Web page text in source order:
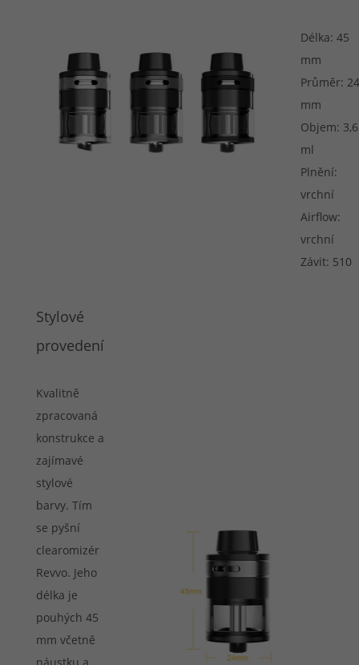
Délka: 45
mm
Průměr: 24
mm
Objem: 3,6
ml
Plnění:
vrchní
Airflow:
vrchní
Závit: 510
Stylové
provedení
Kvalitně
zpracovaná
konstrukce a
zajímavé
stylové
barvy. Tím
se pyšní
clearomizér
Revvo. Jeho
délka je
pouhých 45
mm včetně